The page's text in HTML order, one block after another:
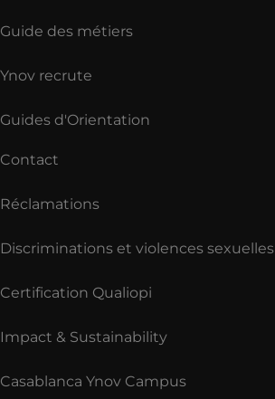
Guide des métiers
Ynov recrute
Guides d'Orientation
Contact
Réclamations
Discriminations et violences sexuelles
Certification Qualiopi
Impact & Sustainability
Casablanca Ynov Campus